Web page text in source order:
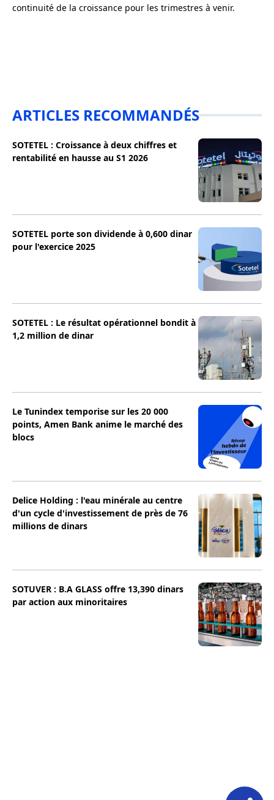
continuité de la croissance pour les trimestres à venir.
ARTICLES RECOMMANDÉS
SOTETEL : Croissance à deux chiffres et
rentabilité en hausse au S1 2026
SOTETEL porte son dividende à 0,600 dinar
pour l'exercice 2025
SOTETEL : Le résultat opérationnel bondit à
1,2 million de dinar
Le Tunindex temporise sur les 20 000
points, Amen Bank anime le marché des
blocs
Delice Holding : l'eau minérale au centre
d'un cycle d'investissement de près de 76
millions de dinars
SOTUVER : B.A GLASS offre 13,390 dinars
par action aux minoritaires